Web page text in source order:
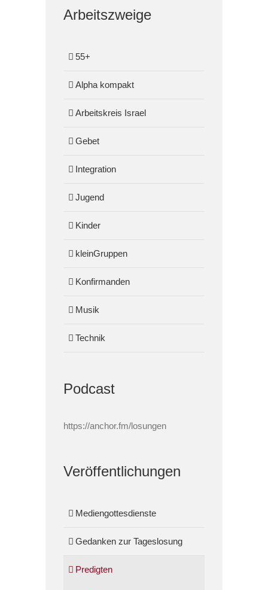
Arbeitszweige
55+
Alpha kompakt
Arbeitskreis Israel
Gebet
Integration
Jugend
Kinder
kleinGruppen
Konfirmanden
Musik
Technik
Podcast
https://anchor.fm/losungen
Veröffentlichungen
Mediengottesdienste
Gedanken zur Tageslosung
Predigten